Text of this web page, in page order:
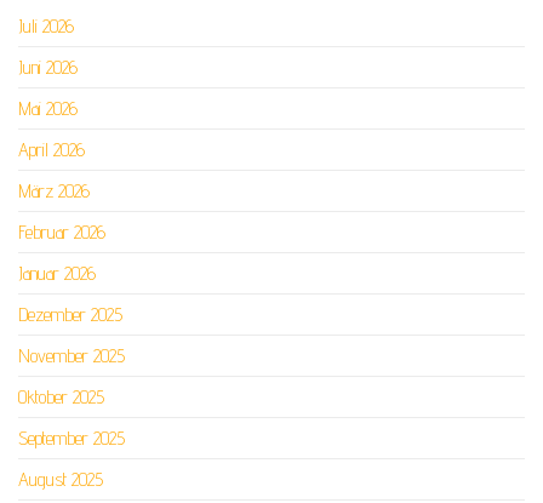
Juli 2026
Juni 2026
Mai 2026
April 2026
März 2026
Februar 2026
Januar 2026
Dezember 2025
November 2025
Oktober 2025
September 2025
August 2025